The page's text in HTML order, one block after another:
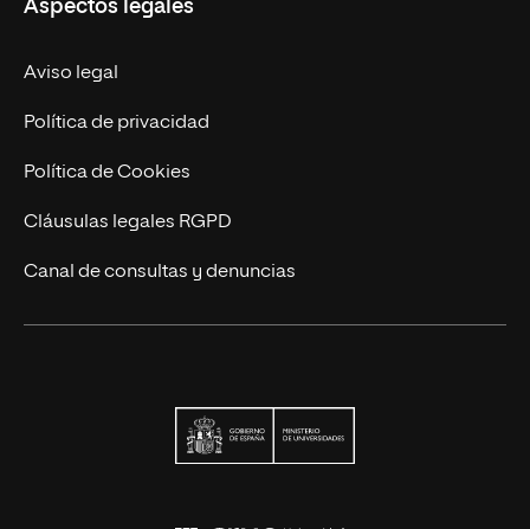
Trabaja en UNIR
Actualidad
Contacto
Aspectos legales
Aviso legal
Política de privacidad
Política de Cookies
Cláusulas legales RGPD
Canal de consultas y denuncias